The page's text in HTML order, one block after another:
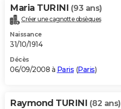
Maria TURINI (93 ans)
Créer une cagnotte obsèques
Naissance
31/10/1914
Décès
06/09/2008 à Paris (Paris)
Raymond TURINI (82 ans)